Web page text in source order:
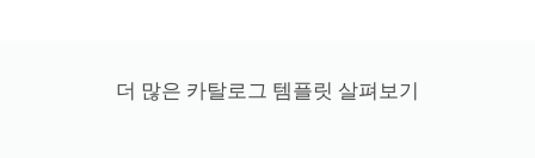
더 많은 카탈로그 템플릿 살펴보기